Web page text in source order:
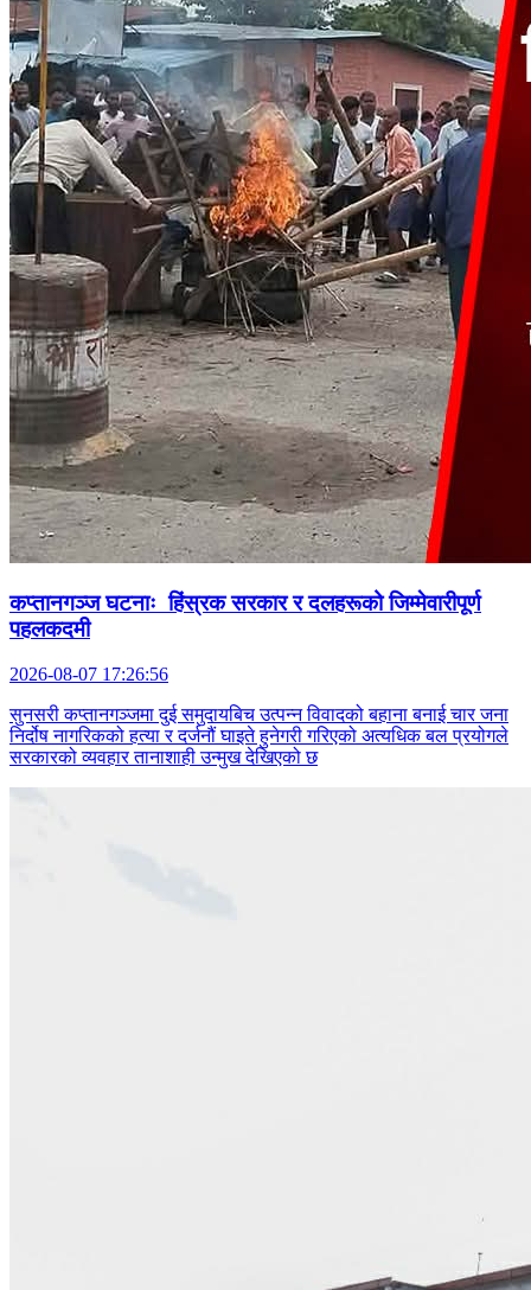
कप्तानगञ्ज घटनाः हिंस्रक सरकार र दलहरूको जिम्मेवारीपूर्ण
पहलकदमी
2026-08-07 17:26:56
सुनसरी कप्तानगञ्जमा दुई समुदायबिच उत्पन्न विवादको बहाना बनाई चार जना
निर्दोष नागरिकको हत्या र दर्जनौं घाइते हुनेगरी गरिएको अत्यधिक बल प्रयोगले
सरकारको व्यवहार तानाशाही उन्मुख देखिएको छ